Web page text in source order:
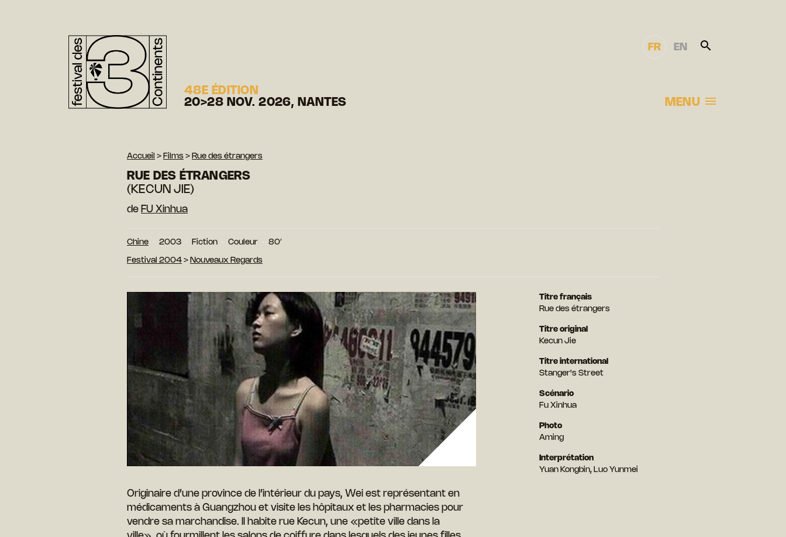
48E ÉDITION
20>28 NOV. 2026, NANTES
FR EN
MENU
Accueil > Films > Rue des étrangers
RUE DES ÉTRANGERS
(KECUN JIE)
de FU Xinhua
Chine 2003 Fiction Couleur 80′
Festival 2004 > Nouveaux Regards
Originaire d’une province de l’intérieur du pays, Wei est représentant en
médicaments à Guangzhou et visite les hôpitaux et les pharmacies pour
vendre sa marchandise. Il habite rue Kecun, une «petite ville dans la
Titre français
Rue des étrangers
Titre original
Kecun Jie
Titre international
Stanger's Street
Scénario
Fu Xinhua
Photo
Aming
Interprétation
Yuan Kongbin, Luo Yunmei